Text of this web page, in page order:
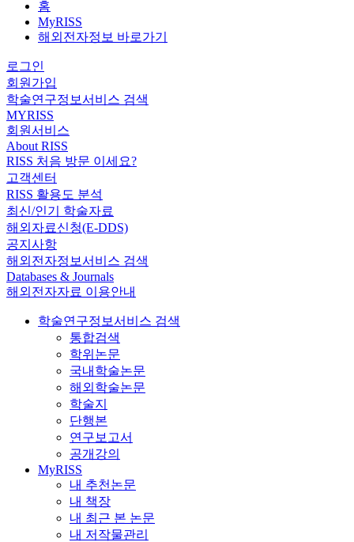
홈
MyRISS
해외전자정보 바로가기
로그인
회원가입
학술연구정보서비스 검색
MYRISS
회원서비스
About RISS
RISS 처음 방문 이세요?
고객센터
RISS 활용도 분석
최신/인기 학술자료
해외자료신청(E-DDS)
공지사항
해외전자정보서비스 검색
Databases & Journals
해외전자자료 이용안내
학술연구정보서비스 검색
통합검색
학위논문
국내학술논문
해외학술논문
학술지
단행본
연구보고서
공개강의
MyRISS
내 추천논문
내 책장
내 최근 본 논문
내 저작물관리